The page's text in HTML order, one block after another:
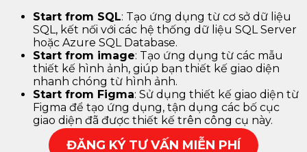
Start from SQL: Tạo ứng dụng từ cơ sở dữ liệu
SQL, kết nối với các hệ thống dữ liệu SQL Server
hoặc Azure SQL Database.
Start from image: Tạo ứng dụng từ các mẫu
thiết kế hình ảnh, giúp bạn thiết kế giao diện
nhanh chóng từ hình ảnh.
Start from Figma: Sử dụng thiết kế giao diện từ
Figma để tạo ứng dụng, tận dụng các bố cục
giao diện đã được thiết kế trên công cụ này.
ĐĂNG KÝ TƯ VẤN MIỄN PHÍ